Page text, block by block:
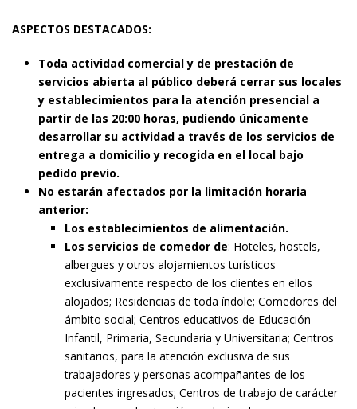
ASPECTOS DESTACADOS:
Toda actividad comercial y de prestación de
servicios abierta al público deberá cerrar sus locales
y establecimientos para la atención presencial a
partir de las 20:00 horas, pudiendo únicamente
desarrollar su actividad a través de los servicios de
entrega a domicilio y recogida en el local bajo
pedido previo.
No estarán afectados por la limitación horaria
anterior:
Los establecimientos de alimentación.
Los servicios de comedor de: Hoteles, hostels,
albergues y otros alojamientos turísticos
exclusivamente respecto de los clientes en ellos
alojados; Residencias de toda índole; Comedores del
ámbito social; Centros educativos de Educación
Infantil, Primaria, Secundaria y Universitaria; Centros
sanitarios, para la atención exclusiva de sus
trabajadores y personas acompañantes de los
pacientes ingresados; Centros de trabajo de carácter